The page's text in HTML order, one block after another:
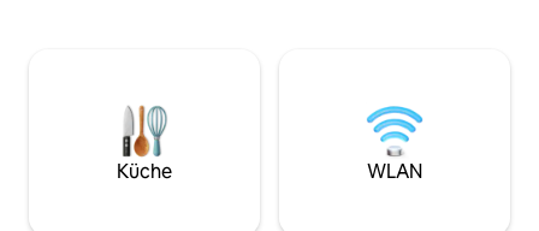
Preis-Leistungs-Verhältnis und Lage.
Unser Hotel liegt nur wenige Minuten
von Einkaufsmöglichkeiten und
Restaurants entfernt und bietet
Savannah nur
entfernt ist.
Gruppen, die
Küche WLAN